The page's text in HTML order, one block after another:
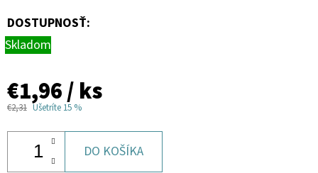
DOSTUPNOSŤ:
Skladom
€1,96/ ks
€2,31 Ušetríte 15 %
DO KOŠÍKA